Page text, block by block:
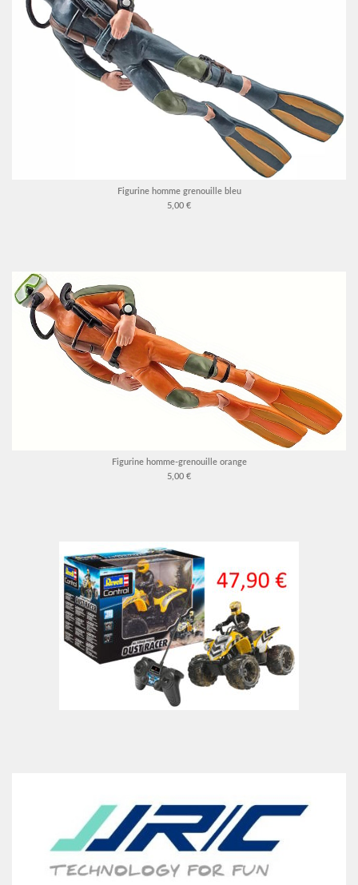
Figurine homme grenouille bleu
5,00 €
Figurine homme-grenouille orange
5,00 €